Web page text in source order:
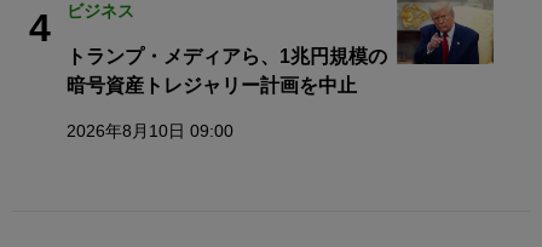
4 ビジネス
トランプ・メディアら、1兆円規模の
暗号資産トレジャリー計画を中止
2026年8月10日 09:00